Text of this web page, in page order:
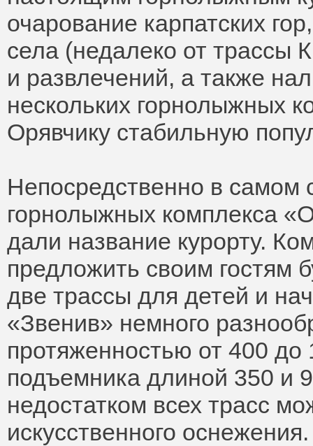
очарование карпатских
села (недалеко от трассы
и развлечений, а также
нескольких горнолыжных
Орявчику стабильную
Непосредственно в самом
горнолыжных комплекса
дали название курорту.
предложить своим гостям
две трассы для детей и
«Звенив» немного
протяженностью от 400 до
подъемника длиной 350 и
недостатком всех трасс
искусственного оснежения.